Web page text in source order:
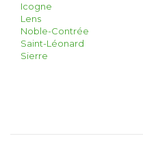
Icogne
Lens
Noble-Contrée
Saint-Léonard
Sierre